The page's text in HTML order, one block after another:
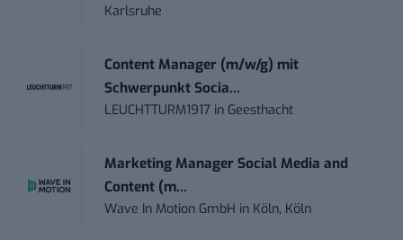
Karlsruhe
Content Manager (m/w/g) mit
Schwerpunkt Socia...
LEUCHTTURM1917 in Geesthacht
Marketing Manager Social Media and
Content (m...
Wave In Motion GmbH in Köln, Köln